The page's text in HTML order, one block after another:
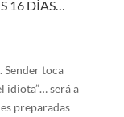
16 DÍAS…
Sender toca
idiota”… será a
preparadas